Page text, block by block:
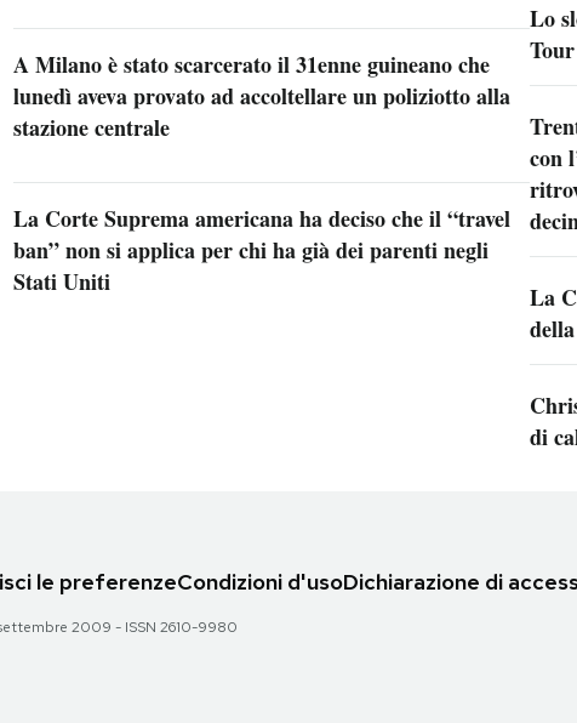
A Milano è stato scarcerato il 31enne guineano che
lunedì aveva provato ad accoltellare un poliziotto alla
stazione centrale
La Corte Suprema americana ha deciso che il “travel
ban” non si applica per chi ha già dei parenti negli
Stati Uniti
Lo
con
La
di
le preferenzeCondizioni d'usoDichiarazione di
2009 - ISSN 2610-9980